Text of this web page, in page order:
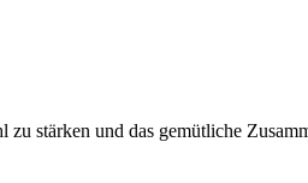
stärken und das gemütliche